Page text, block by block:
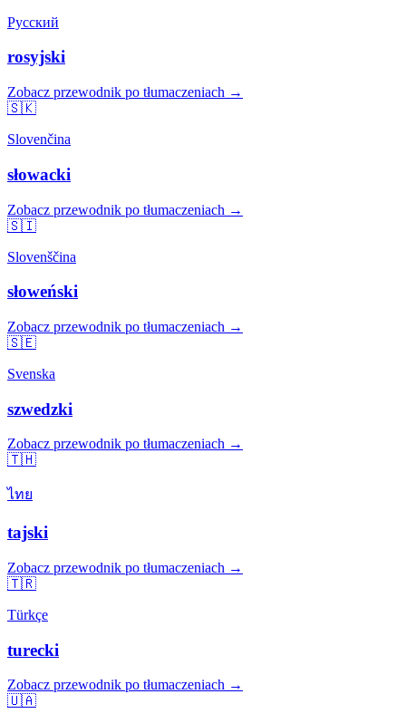
Русский
rosyjski
Zobacz przewodnik po tłumaczeniach →
🇸🇰
Slovenčina
słowacki
Zobacz przewodnik po tłumaczeniach →
🇸🇮
Slovenščina
słoweński
Zobacz przewodnik po tłumaczeniach →
🇸🇪
Svenska
szwedzki
Zobacz przewodnik po tłumaczeniach →
🇹🇭
ไทย
tajski
Zobacz przewodnik po tłumaczeniach →
🇹🇷
Türkçe
turecki
Zobacz przewodnik po tłumaczeniach →
🇺🇦